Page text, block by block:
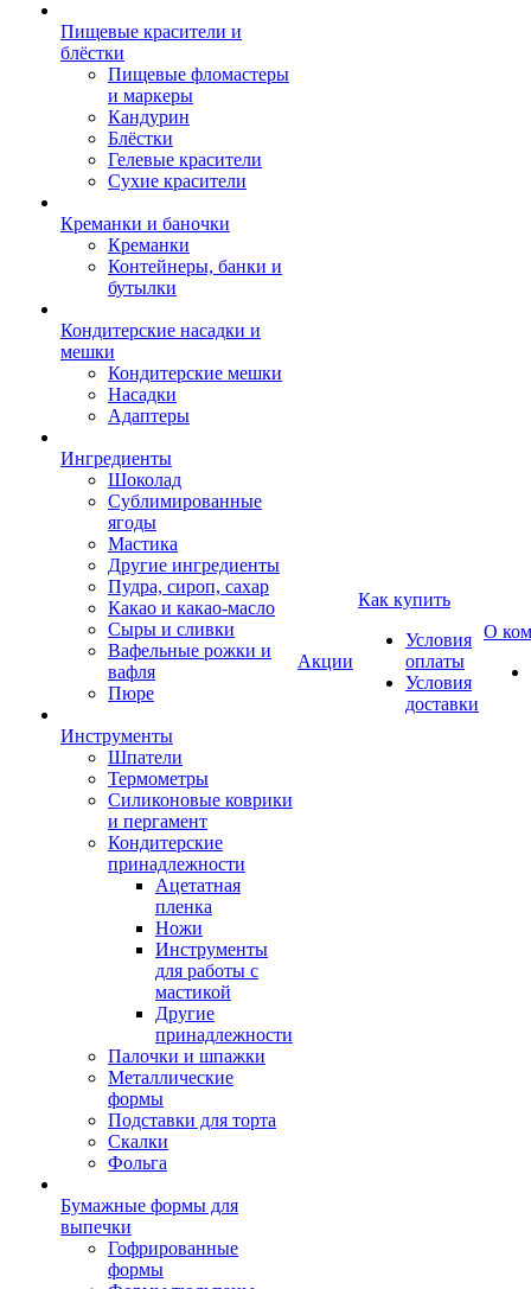
Пищевые красители и
блёстки
Пищевые фломастеры
и маркеры
Кандурин
Блёстки
Гелевые красители
Сухие красители
Креманки и баночки
Креманки
Контейнеры, банки и
бутылки
Кондитерские насадки и
мешки
Кондитерские мешки
Насадки
Адаптеры
Ингредиенты
Шоколад
Сублимированные
ягоды
Мастика
Другие ингредиенты
Пудра, сироп, сахар
Какао и какао-масло
Сыры и сливки
Вафельные рожки и
вафля
Пюре
Инструменты
Шпатели
Термометры
Силиконовые коврики
и пергамент
Кондитерские
принадлежности
Ацетатная
пленка
Ножи
Инструменты
для работы с
мастикой
Другие
принадлежности
Палочки и шпажки
Металлические
формы
Подставки для торта
Скалки
Фольга
Бумажные формы для
выпечки
Гофрированные
формы
Акции
Как купить
Условия
оплаты
Условия
доставки
О